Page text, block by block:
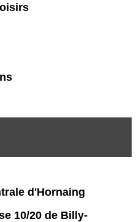
d'Hornaing
10/20 de Billy-